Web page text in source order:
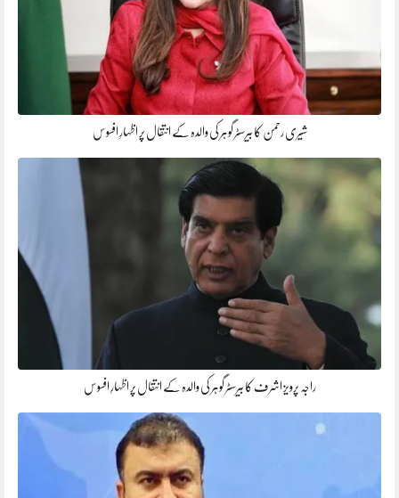
شیری رحمن کا بیرسٹر گوہر کی والدہ کے انتقال پر اظہارِ افسوس
راجہ پرویز اشرف کا بیرسٹر گوہر کی والدہ کے انتقال پر اظہارِ افسوس